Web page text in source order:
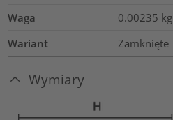
Waga
0.00235 kg
Wariant
Zamknięte
Wymiary